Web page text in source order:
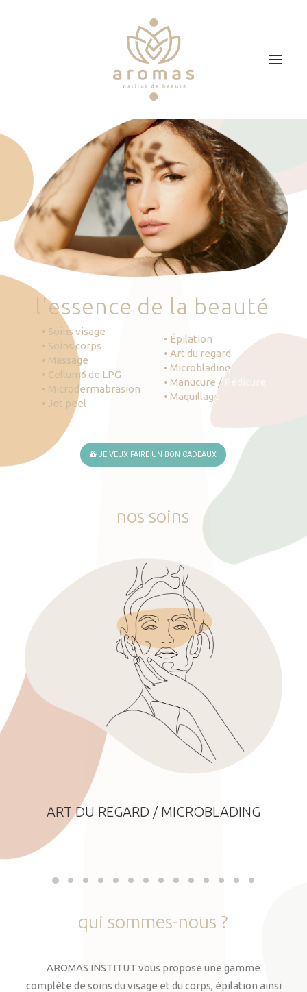
Soins
Je veux faire un bon cadeau
Plan d’accès
Prendre RDV
'essence de la beauté
• Soins visage
• Soins corps
• Massage
• Cellum6 de LPG
• Microdermabrasion
• Jet peel
• Épilation
• Art du regard
• Microblading
• Manucure / Pédicure
• Maquillage
JE VEUX FAIRE UN BON CADEAUX
nos soins
ART DU REGARD / MICROBLADING
qui sommes-nous ?
AROMAS INSTITUT vous propose une gamme
complète de soins du visage et du corps, épilation ainsi